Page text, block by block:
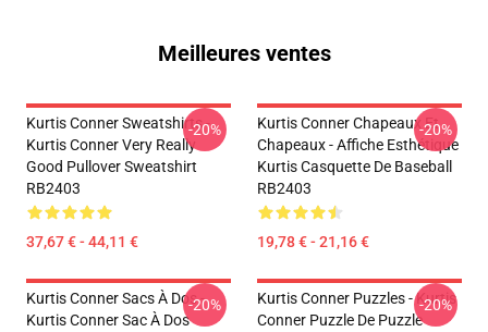
Meilleures ventes
Kurtis Conner Sweatshirts -
Kurtis Conner Very Really
Good Pullover Sweatshirt
RB2403
37,67 € - 44,11 €
-20%
Kurtis Conner Chapeaux Et
Chapeaux - Affiche Esthétique
Kurtis Casquette De Baseball
RB2403
19,78 € - 21,16 €
-20%
Kurtis Conner Sacs À Dos -
Kurtis Conner Sac À Dos
-20%
Kurtis Conner Puzzles - Kurtis
Conner Puzzle De Puzzle
-20%